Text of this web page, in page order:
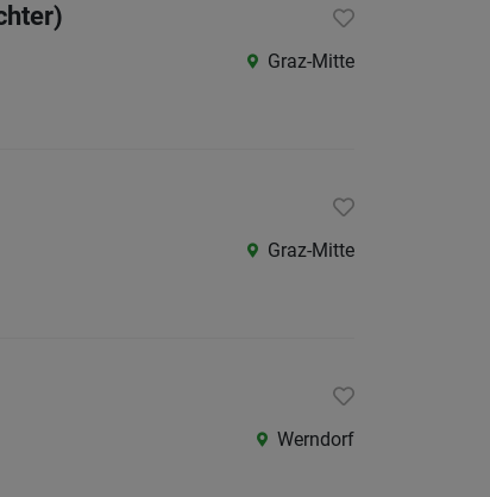
Graz-Mitte
Graz-Mitte
Werndorf
Als Jobfinder